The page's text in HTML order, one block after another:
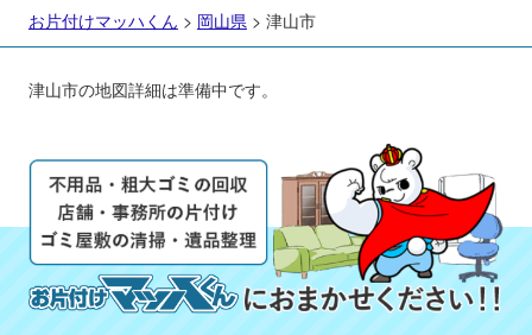
お片付けマッハくん > 岡山県 > 津山市
津山市の地図詳細は準備中です。